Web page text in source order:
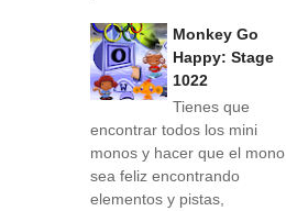
Monkey Go
Happy: Stage
1022
Tienes que
encontrar todos los mini
monos y hacer que el mono
sea feliz encontrando
elementos y pistas,